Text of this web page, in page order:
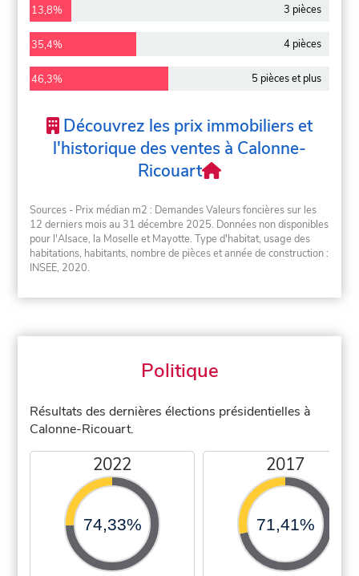
13,8% 3 pièces
35,4% 4 pièces
46,3% 5 pièces et plus
Découvrez les prix immobiliers et
l'historique des ventes à Calonne-
Ricouart
Sources - Prix médian m2 : Demandes Valeurs foncières sur les
12 derniers mois au 31 décembre 2025. Données non disponibles
pour l'Alsace, la Moselle et Mayotte. Type d'habitat, usage des
habitations, habitants, nombre de pièces et année de construction :
INSEE, 2020.
Politique
Résultats des dernières élections présidentielles à
Calonne-Ricouart.
2022
74,33%
2017
71,41%